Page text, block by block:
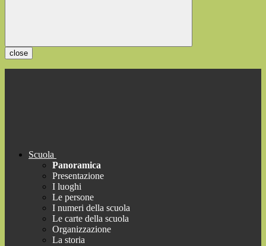
close
Scuola
Panoramica
Presentazione
I luoghi
Le persone
I numeri della scuola
Le carte della scuola
Organizzazione
La storia